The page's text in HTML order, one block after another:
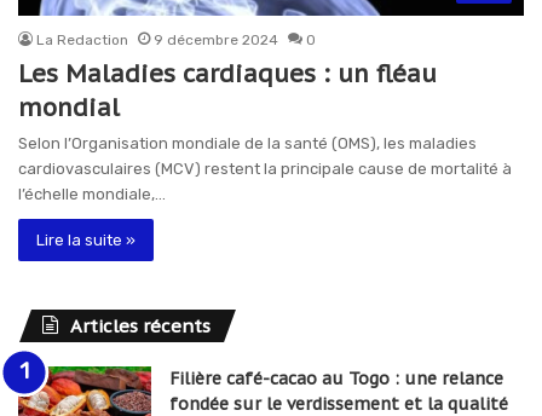
La Redaction 9 décembre 2024 0
Les Maladies cardiaques : un fléau
mondial
Selon l’Organisation mondiale de la santé (OMS), les maladies
cardiovasculaires (MCV) restent la principale cause de mortalité à
l’échelle mondiale,…
Lire la suite »
Articles récents
Filière café-cacao au Togo : une relance
fondée sur le verdissement et la qualité